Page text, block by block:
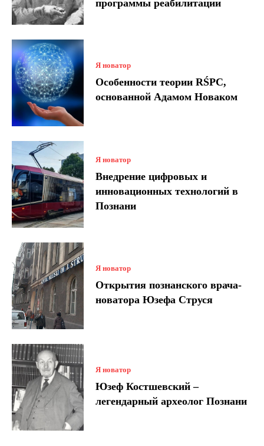
программы реабилитации
Я новатор
Особенности теории RŚPC,
основанной Адамом Новаком
Я новатор
Внедрение цифровых и
инновационных технологий в
Познани
Я новатор
Открытия познанского врача-
новатора Юзефа Струся
Я новатор
Юзеф Костшевский –
легендарный археолог Познани